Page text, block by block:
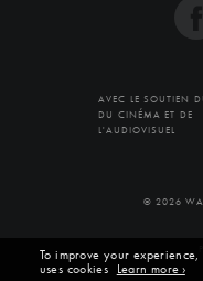
AVEC LE SOUTIEN
DU CINÉMA ET DE
L'AUDIOVISUEL
© 2026
To improve your experience,
uses cookies Learn more ›